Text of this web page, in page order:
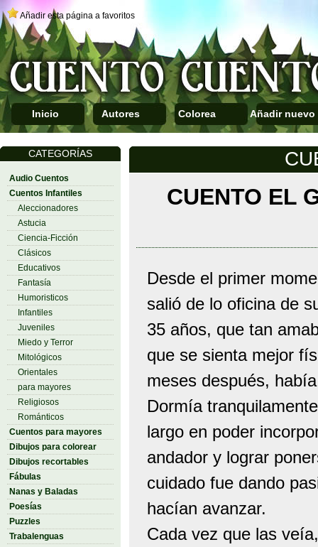
Añadir esta página a favoritos
Inicio Autores Colorea Añadir nuevo
CATEGORÍAS
Audio Cuentos
Cuentos Infantiles
Aleccionadores
Astucia
Ciencia-Ficción
Clásicos
Educativos
Fantasía
Humoristicos
Infantiles
Juveniles
Miedo y Terror
Mitológicos
Orientales
para mayores
Religiosos
Románticos
Cuentos para mayores
Dibujos para colorear
Dibujos recortables
Fábulas
Nanas y Baladas
Poesías
Puzzles
Trabalenguas
CUENTO EL
Desde el primer
salió de lo oficina de
35 años, que tan
que se sienta mejor
meses después,
Dormía
largo en poder
andador y lograr
cuidado fue dando
hacían avanzar.
Cada vez que las